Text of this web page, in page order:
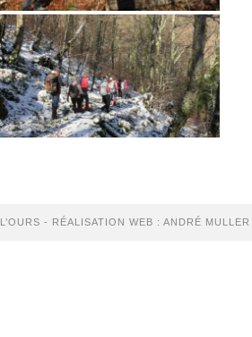
- RÉALISATION WEB : ANDRÉ MULLER